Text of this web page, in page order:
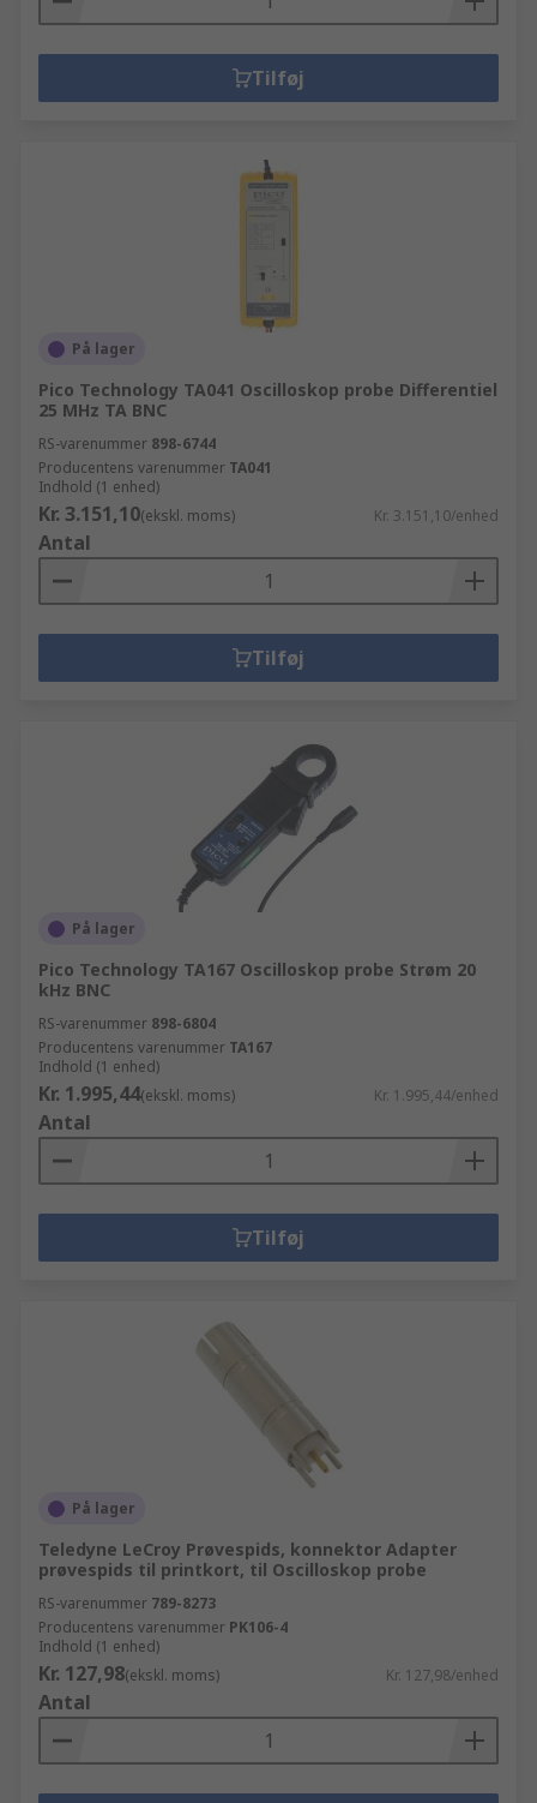
Tilføj
På lager
Pico Technology TA041 Oscilloskop probe Differentiel
25 MHz TA BNC
RS-varenummer 898-6744
Producentens varenummer TA041
Indhold (1 enhed)
Kr. 3.151,10(ekskl. moms) Kr. 3.151,10/enhed
Antal
Tilføj
På lager
Pico Technology TA167 Oscilloskop probe Strøm 20
kHz BNC
RS-varenummer 898-6804
Producentens varenummer TA167
Indhold (1 enhed)
Kr. 1.995,44(ekskl. moms) Kr. 1.995,44/enhed
Antal
Tilføj
På lager
Teledyne LeCroy Prøvespids, konnektor Adapter
prøvespids til printkort, til Oscilloskop probe
RS-varenummer 789-8273
Producentens varenummer PK106-4
Indhold (1 enhed)
Kr. 127,98(ekskl. moms) Kr. 127,98/enhed
Antal